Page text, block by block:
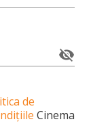
de
Cinema